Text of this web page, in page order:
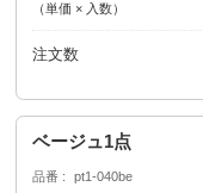
（単価 × 入数）
注文数
ベージュ1点
品番 pt1-040be